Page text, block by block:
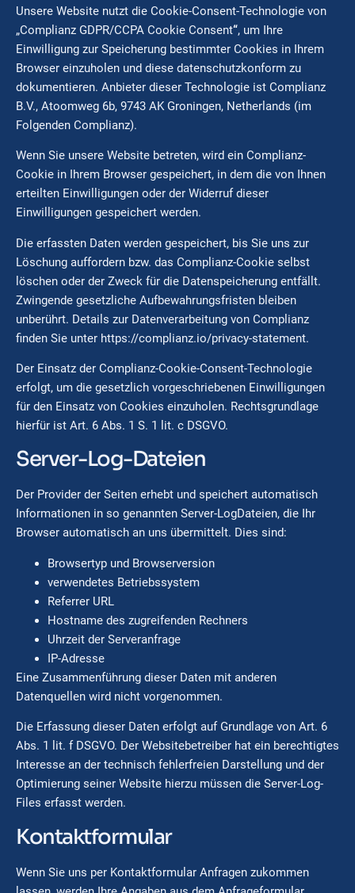
Unsere Website nutzt die Cookie-Consent-Technologie von
„Complianz GDPR/CCPA Cookie Consent“, um Ihre
Einwilligung zur Speicherung bestimmter Cookies in Ihrem
Browser einzuholen und diese datenschutzkonform zu
dokumentieren. Anbieter dieser Technologie ist Complianz
B.V., Atoomweg 6b, 9743 AK Groningen, Netherlands (im
Folgenden Complianz).
Wenn Sie unsere Website betreten, wird ein Complianz-
Cookie in Ihrem Browser gespeichert, in dem die von Ihnen
erteilten Einwilligungen oder der Widerruf dieser
Einwilligungen gespeichert werden.
Die erfassten Daten werden gespeichert, bis Sie uns zur
Löschung auffordern bzw. das Complianz-Cookie selbst
löschen oder der Zweck für die Datenspeicherung entfällt.
Zwingende gesetzliche Aufbewahrungsfristen bleiben
unberührt. Details zur Datenverarbeitung von Complianz
finden Sie unter https://complianz.io/privacy-statement.
Der Einsatz der Complianz-Cookie-Consent-Technologie
erfolgt, um die gesetzlich vorgeschriebenen Einwilligungen
für den Einsatz von Cookies einzuholen. Rechtsgrundlage
hierfür ist Art. 6 Abs. 1 S. 1 lit. c DSGVO.
Server-Log-Dateien
Der Provider der Seiten erhebt und speichert automatisch
Informationen in so genannten Server-LogDateien, die Ihr
Browser automatisch an uns übermittelt. Dies sind:
Browsertyp und Browserversion
verwendetes Betriebssystem
Referrer URL
Hostname des zugreifenden Rechners
Uhrzeit der Serveranfrage
IP-Adresse
Eine Zusammenführung dieser Daten mit anderen
Datenquellen wird nicht vorgenommen.
Die Erfassung dieser Daten erfolgt auf Grundlage von Art. 6
Abs. 1 lit. f DSGVO. Der Websitebetreiber hat ein berechtigtes
Interesse an der technisch fehlerfreien Darstellung und der
Optimierung seiner Website hierzu müssen die Server-Log-
Files erfasst werden.
Kontaktformular
Wenn Sie uns per Kontaktformular Anfragen zukommen